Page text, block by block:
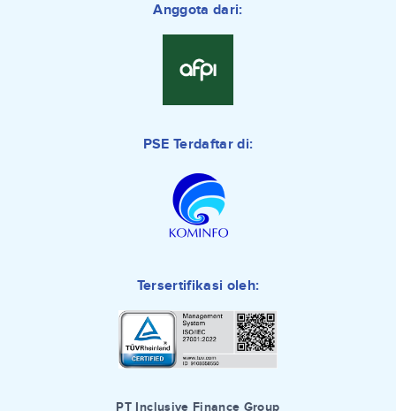
Anggota dari:
PSE Terdaftar di:
Tersertifikasi oleh:
PT Inclusive Finance Group